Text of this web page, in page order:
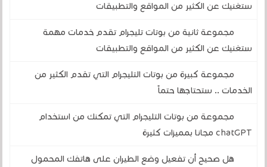
ستغنيك عن الكثير من المواقع والتطبيقات
مجموعة ثانية من بوتات تليجرام تقدم خدمات مهمة
ستغنيك عن الكثير من المواقع والتطبيقات
مجموعة كبيرة من بوتات التليجرام التي تقدم الكثير من
الخدمات .. ستحتاجها حتماً
مجموعة من بوتات التليجرام التي تمكنك من استخدام
chatGPT مجانا بمميزات كثيرة
هل صحيح أن تفعيل وضع الطيران على هاتفك المحمول